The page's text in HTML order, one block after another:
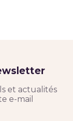
et actualités
e-mail